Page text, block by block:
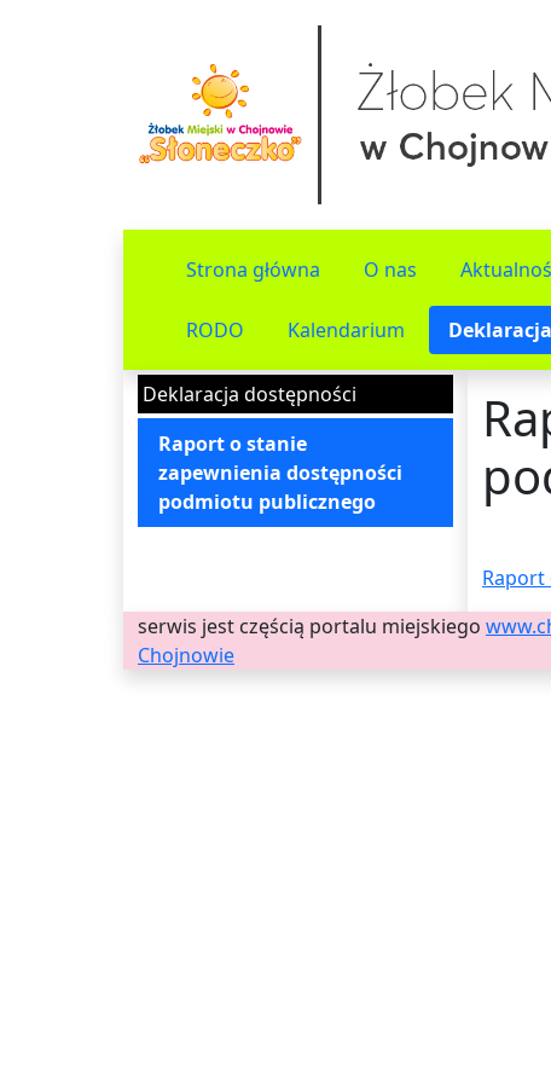
Strona główna O nas
RODO Kalendarium
Deklaracja dostępności
Raport o stanie
zapewnienia dostępności
podmiotu publicznego
Raport
serwis jest częścią portalu miejskiego
Chojnowie